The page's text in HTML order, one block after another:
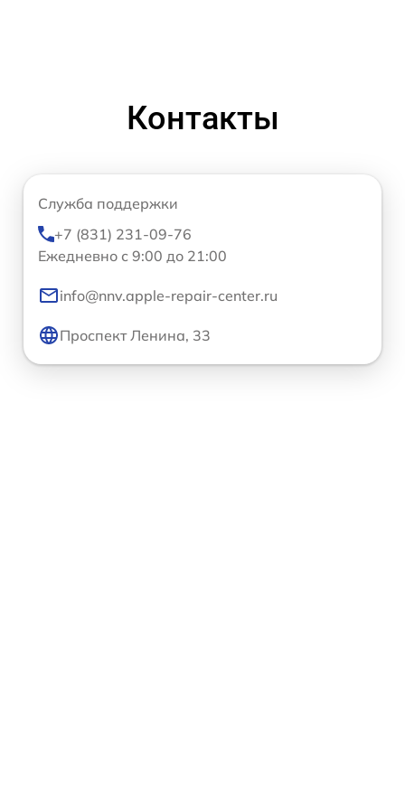
Контакты
Служба поддержки
+7 (831) 231-09-76
Ежедневно с 9:00 до 21:00
info@nnv.apple-repair-center.ru
Проспект Ленина, 33